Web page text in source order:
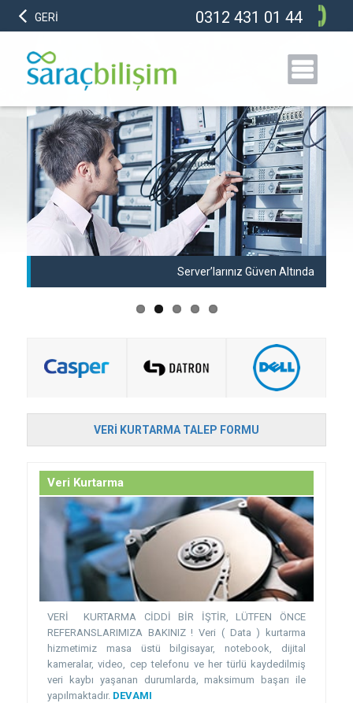
GERİ 0312 431 01 44
Server’larınız Güven Altında
VERI KURTARMA TALEP FORMU
Veri Kurtarma
VERİ KURTARMA CİDDİ BİR İŞTİR, LÜTFEN ÖNCE
REFERANSLARIMIZA BAKINIZ ! Veri ( Data ) kurtarma
hizmetimiz masa üstü bilgisayar, notebook, dijital
kameralar, video, cep telefonu ve her türlü kaydedilmiş
veri kaybı yaşanan durumlarda, maksimum başarı ile
yapılmaktadır. DEVAMI